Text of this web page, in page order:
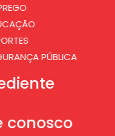
PÚBLICA
conosco